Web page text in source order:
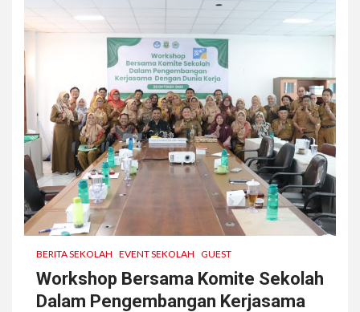
BERITA SEKOLAH EVENT SEKOLAH GUEST
Workshop Bersama Komite Sekolah
Dalam Pengembangan Kerjasama